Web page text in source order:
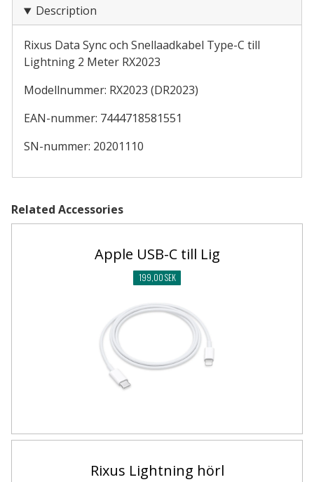
Description
Rixus Data Sync och Snellaadkabel Type-C till
Lightning 2 Meter RX2023
Modellnummer: RX2023 (DR2023)
EAN-nummer: 7444718581551
SN-nummer: 20201110
Related Accessories
Apple USB-C till Lig
199,00 SEK
Rixus Lightning hörl